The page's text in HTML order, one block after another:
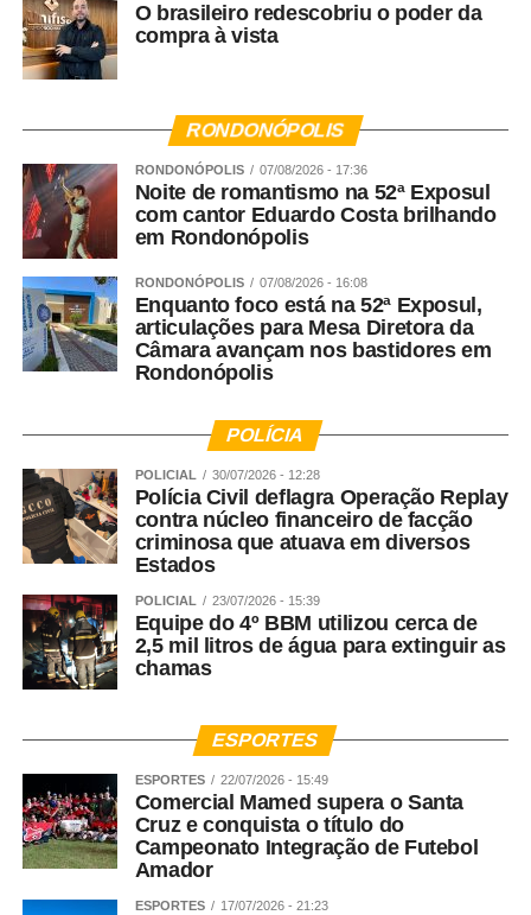
O brasileiro redescobriu o poder da
compra à vista
RONDONÓPOLIS
RONDONÓPOLIS 07/08/2026 - 17:36
Noite de romantismo na 52ª Exposul
com cantor Eduardo Costa brilhando
em Rondonópolis
RONDONÓPOLIS 07/08/2026 - 16:08
Enquanto foco está na 52ª Exposul,
articulações para Mesa Diretora da
Câmara avançam nos bastidores em
Rondonópolis
POLÍCIA
POLICIAL 30/07/2026 - 12:28
Polícia Civil deflagra Operação Replay
contra núcleo financeiro de facção
criminosa que atuava em diversos
Estados
POLICIAL 23/07/2026 - 15:39
Equipe do 4º BBM utilizou cerca de
2,5 mil litros de água para extinguir as
chamas
ESPORTES
ESPORTES 22/07/2026 - 15:49
Comercial Mamed supera o Santa
Cruz e conquista o título do
Campeonato Integração de Futebol
Amador
ESPORTES 17/07/2026 - 21:23